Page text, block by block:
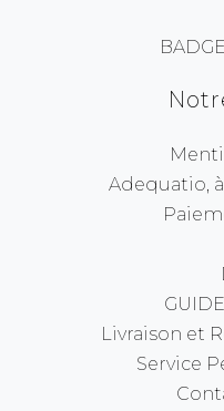
Adequatio,
Livraison et
Service